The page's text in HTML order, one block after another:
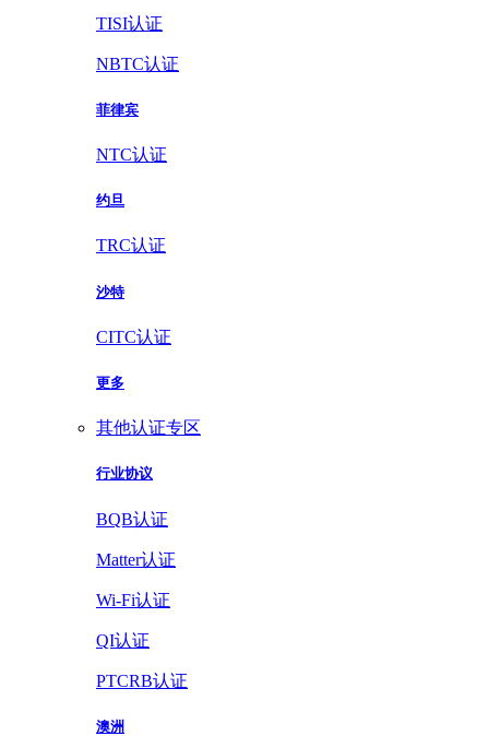
TISI认证
NBTC认证
菲律宾
NTC认证
约旦
TRC认证
沙特
CITC认证
更多
其他认证专区
行业协议
BQB认证
Matter认证
Wi-Fi认证
QI认证
PTCRB认证
澳洲